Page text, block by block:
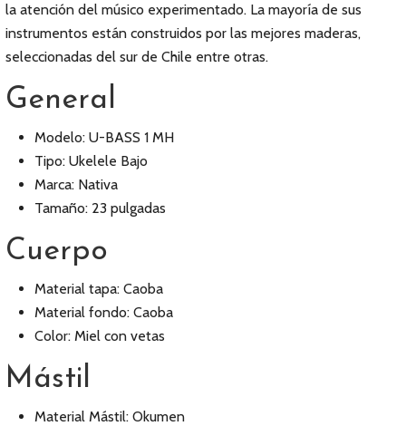
la atención del músico experimentado. La mayoría de sus
instrumentos están construidos por las mejores maderas,
seleccionadas del sur de Chile entre otras.
General
Modelo: U-BASS 1 MH
Tipo: Ukelele Bajo
Marca: Nativa
Tamaño: 23 pulgadas
Cuerpo
Material tapa: Caoba
Material fondo: Caoba
Color: Miel con vetas
Mástil
Material Mástil: Okumen